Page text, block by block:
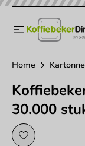
Home
30.000